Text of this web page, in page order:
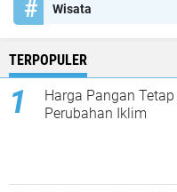
Wisata
TERPOPULER
Harga Pangan
Perubahan Iklim